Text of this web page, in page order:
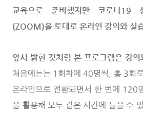
교육으로 준비했지만 코로나19
(ZOOM)을 토대로 온라인 강의와 실
앞서 밝힌 것처럼 본 프로그램은 강의
처음에는는 1회차에 40명씩, 총 3회
온라인으로 전환되면서 한 번에 120
을 활용해 모두 같은 시간에 들을 수